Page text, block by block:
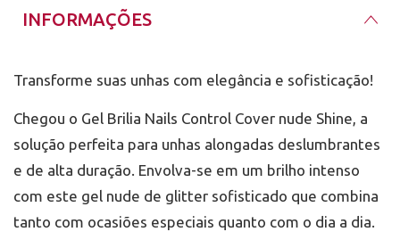
etapa.
Finalize com o Top Coat Brilia Nails e o Hidratante
de Cutículas Brilia Nails para um acabamento
Detalhes do Produto:
Marca: Brilia Nails
Referência: 316999
INFORMAÇÕES
Transforme suas unhas com elegância e sofisticação!
Chegou o Gel Brilia Nails Control Cover nude Shine, a
solução perfeita para unhas alongadas deslumbrantes
e de alta duração. Envolva-se em um brilho intenso
com este gel nude de glitter sofisticado que combina
tanto com ocasiões especiais quanto com o dia a dia.